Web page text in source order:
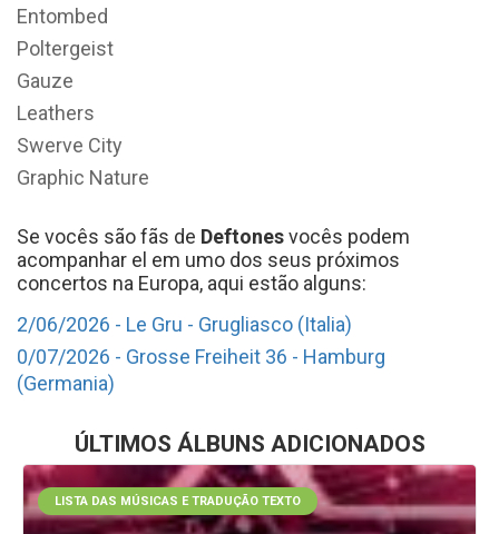
Entombed
Poltergeist
Gauze
Leathers
Swerve City
Graphic Nature
Se vocês são fãs de Deftonesvocês podem
acompanhar el em umo dos seus próximos
concertos na Europa, aqui estão alguns:
2/06/2026 - Le Gru - Grugliasco (Italia)
0/07/2026 - Grosse Freiheit 36 - Hamburg
(Germania)
ÚLTIMOS ÁLBUNS ADICIONADOS
LISTA DAS MÚSICAS E TRADUÇÃO TEXTO